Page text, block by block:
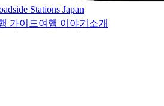
Stations Japan
가이드여행 이야기 소개